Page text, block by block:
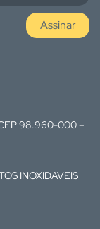
Assinar
98.960-000 –
INOXIDAVEIS